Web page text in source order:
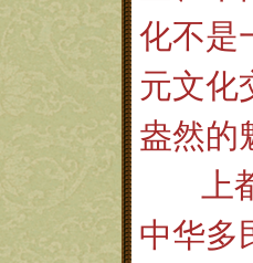
化不是
元文化
盎然的
上
中华多